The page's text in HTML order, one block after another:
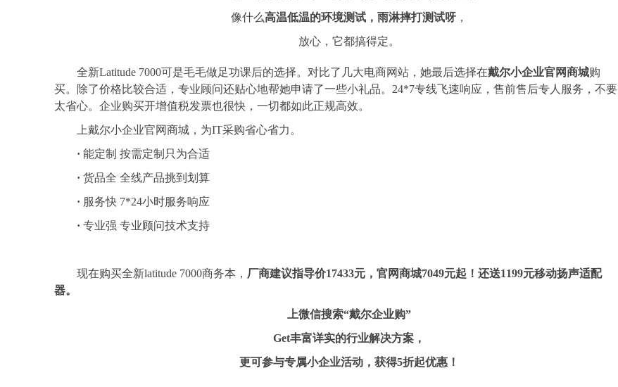
像什么高温低温的环境测试，雨淋摔打测试呀，
放心，它都搞得定。
全新Latitude 7000可是毛毛做足功课后的选择。对比了几大电商网站，她最后选择在戴尔小企业官网商城购
买。除了价格比较合适，专业顾问还贴心地帮她申请了一些小礼品。24*7专线飞速响应，售前售后专人服务，不要
太省心。企业购买开增值税发票也很快，一切都如此正规高效。
上戴尔小企业官网商城，为IT采购省心省力。
· 能定制 按需定制只为合适
· 货品全 全线产品挑到划算
· 服务快 7*24小时服务响应
· 专业强 专业顾问技术支持
现在购买全新latitude 7000商务本， 厂商建议指导价17433元， 官网商城7049元起！还送1199元移动扬声适配
器。
上微信搜索“戴尔企业购”
Get丰富详实的行业解决方案，
更可参与专属小企业活动，获得5折起优惠！